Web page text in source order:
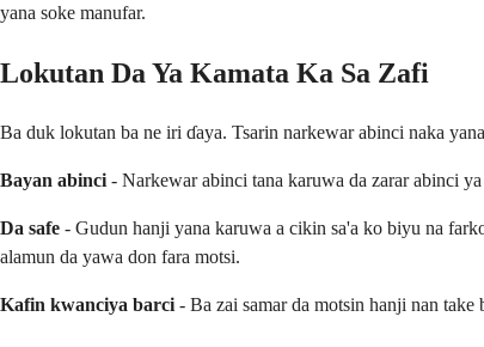
yana soke manufar.
Lokutan Da Ya Kamata Ka Sa Zafi
Ba duk lokutan ba ne iri ɗaya. Tsarin narkewar abinci naka
Bayan abinci - Narkewar abinci tana karuwa da zarar abinci
Da safe - Gudun hanji yana karuwa a cikin sa'a ko biyu na
alamun da yawa don fara motsi.
Kafin kwanciya barci - Ba zai samar da motsin hanji nan